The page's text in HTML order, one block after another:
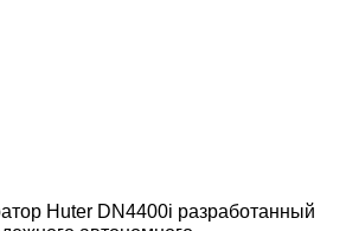
Huter DN4400i разработанный